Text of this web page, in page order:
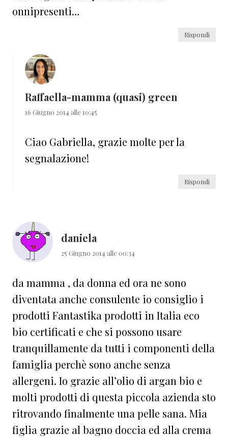
onnipresenti…
Rispondi
Raffaella-mamma (quasi) green
16 Giugno 2014 alle 10:45
Ciao Gabriella, grazie molte per la
segnalazione!
Rispondi
daniela
25 Giugno 2014 alle 00:34
da mamma , da donna ed ora ne sono
diventata anche consulente io consiglio i
prodotti Fantastika prodotti in Italia eco
bio certificati e che si possono usare
tranquillamente da tutti i componenti della
famiglia perchè sono anche senza
allergeni. Io grazie all’olio di argan bio e
molti prodotti di questa piccola azienda sto
ritrovando finalmente una pelle sana. Mia
figlia grazie al bagno doccia ed alla crema